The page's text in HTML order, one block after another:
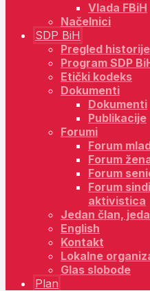
Vlada FBiH
Načelnici
SDP BiH
Pregled historije
Program SDP
Etički kodeks
Dokumenti
Dokumenti
Publikacije
Forumi
Forum
Forum
Forum
Forum
aktivistica
Jedan član,
English
Kontakt
Lokalne
Glas slobode
Plan